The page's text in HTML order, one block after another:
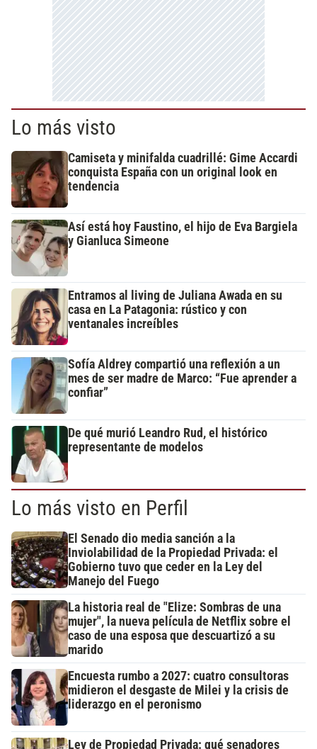
Lo más visto
Camiseta y minifalda cuadrillé: Gime Accardi
conquista España con un original look en
tendencia
Así está hoy Faustino, el hijo de Eva Bargiela
y Gianluca Simeone
Entramos al living de Juliana Awada en su
casa en La Patagonia: rústico y con
ventanales increíbles
Sofía Aldrey compartió una reflexión a un
mes de ser madre de Marco: “Fue aprender a
confiar”
De qué murió Leandro Rud, el histórico
representante de modelos
Lo más visto en Perfil
El Senado dio media sanción a la
Inviolabilidad de la Propiedad Privada: el
Gobierno tuvo que ceder en la Ley del
Manejo del Fuego
La historia real de "Elize: Sombras de una
mujer", la nueva película de Netflix sobre el
caso de una esposa que descuartizó a su
marido
Encuesta rumbo a 2027: cuatro consultoras
midieron el desgaste de Milei y la crisis de
liderazgo en el peronismo
Ley de Propiedad Privada: qué senadores